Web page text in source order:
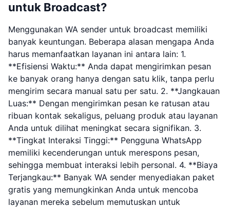
untuk Broadcast?
Menggunakan WA sender untuk broadcast memiliki
banyak keuntungan. Beberapa alasan mengapa Anda
harus memanfaatkan layanan ini antara lain: 1.
**Efisiensi Waktu:** Anda dapat mengirimkan pesan
ke banyak orang hanya dengan satu klik, tanpa perlu
mengirim secara manual satu per satu. 2. **Jangkauan
Luas:** Dengan mengirimkan pesan ke ratusan atau
ribuan kontak sekaligus, peluang produk atau layanan
Anda untuk dilihat meningkat secara signifikan. 3.
**Tingkat Interaksi Tinggi:** Pengguna WhatsApp
memiliki kecenderungan untuk merespons pesan,
sehingga membuat interaksi lebih personal. 4. **Biaya
Terjangkau:** Banyak WA sender menyediakan paket
gratis yang memungkinkan Anda untuk mencoba
layanan mereka sebelum memutuskan untuk